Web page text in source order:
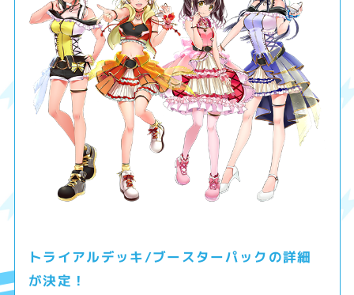
トライアルデッキ/ブースターパックの詳細
が決定！